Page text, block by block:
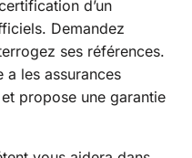
d’un
Demandez
ses références.
a les assurances
propose une garantie